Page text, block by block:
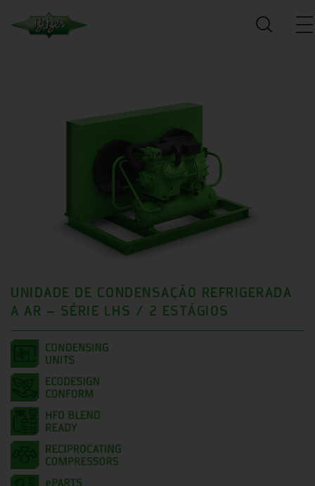
UNIDADE DE CONDENSAÇÃO REFRIGERADA
A AR – SÉRIE LHS / 2 ESTÁGIOS